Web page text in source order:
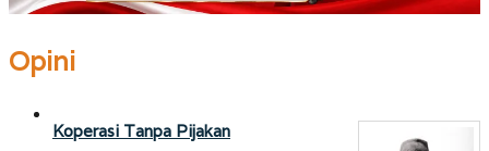
Opini
Koperasi Tanpa Pijakan